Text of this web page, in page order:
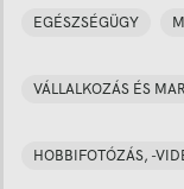
EGÉSZSÉGÜGY
VÁLLALKOZÁS ÉS
HOBBIFOTÓZÁS, -